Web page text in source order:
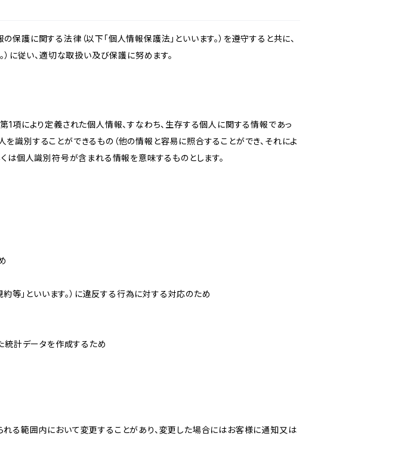
護に関する法律（以下「個人情報保護法」といいます。）を遵守すると共に、
）に従い、適切な取扱い及び保護に努めます。
項により定義された個人情報、すなわち、生存する個人に関する情報であっ
識別することができるもの（他の情報と容易に照合することができ、それによ
は個人識別符号が含まれる情報を意味するものとします。
約等」といいます。）に違反する行為に対する対応のため
統計データを作成するため
る範囲内において変更することがあり、変更した場合にはお客様に通知又は